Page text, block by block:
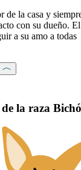
de la casa y
con su dueño. El
a su amo a todas
la raza